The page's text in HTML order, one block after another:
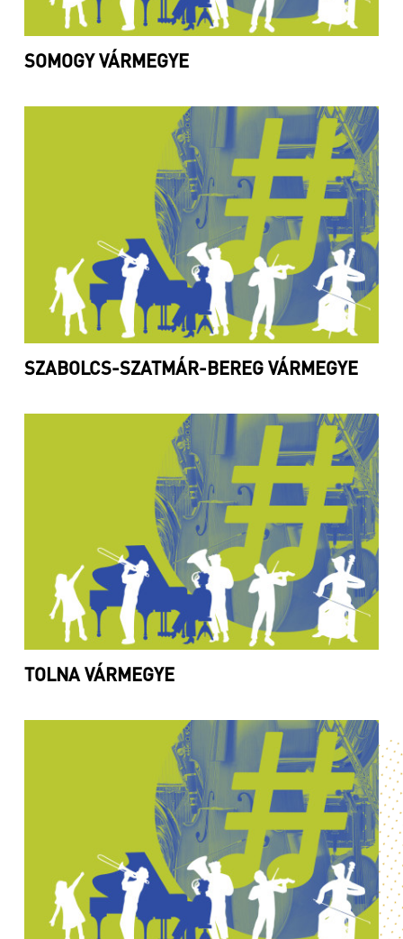
SOMOGY VÁRMEGYE
SZABOLCS-SZATMÁR-BEREG VÁRMEGYE
TOLNA VÁRMEGYE